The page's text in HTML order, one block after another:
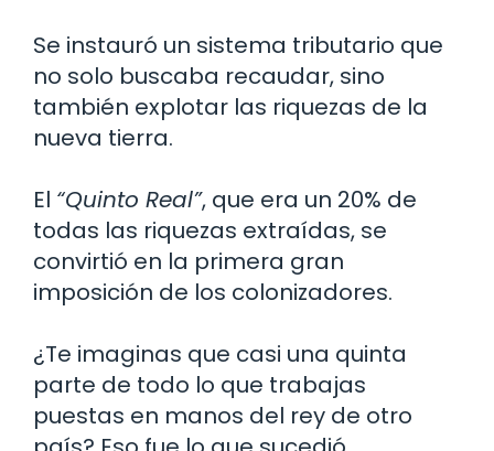
Se instauró un sistema tributario que
no solo buscaba recaudar, sino
también explotar las riquezas de la
nueva tierra.
El “Quinto Real”, que era un 20% de
todas las riquezas extraídas, se
convirtió en la primera gran
imposición de los colonizadores.
¿Te imaginas que casi una quinta
parte de todo lo que trabajas
puestas en manos del rey de otro